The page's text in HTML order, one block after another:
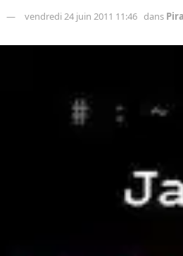
vendredi 24 juin 2011 11:46 dans